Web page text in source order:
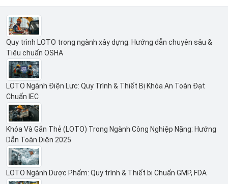
Quy trình LOTO trong ngành xây dựng: Hướng dẫn chuyên sâu &
Tiêu chuẩn OSHA
LOTO Ngành Điện Lực: Quy Trình & Thiết Bị Khóa An Toàn Đạt
Chuẩn IEC
Khóa Và Gắn Thẻ (LOTO) Trong Ngành Công Nghiệp Nặng: Hướng
Dẫn Toàn Diện 2025
LOTO Ngành Dược Phẩm: Quy trình & Thiết bị Chuẩn GMP, FDA